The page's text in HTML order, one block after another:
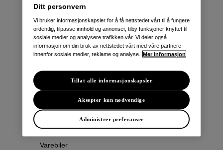
LEAF
ARIYA
X-Trail
Townstar Kombi
e-NV200 Evalia
Primastar/NV300 Kombi
Varebiler
Ditt personvern
Vi bruker informasjonskapsler for å få nettstedet vårt til å fungere
ordentlig, tilpasse innhold og annonser, tilby funksjoner knyttet til
sosiale medier og analysere trafikken vår. Vi deler også
informasjon om din bruk av nettstedet vårt med våre partnere
innenfor sosiale medier, reklame og analyse.
Mer informasjon
Administrer preferanser
Aksepter kun nødvendige
Tillat alle informasjonskapsler